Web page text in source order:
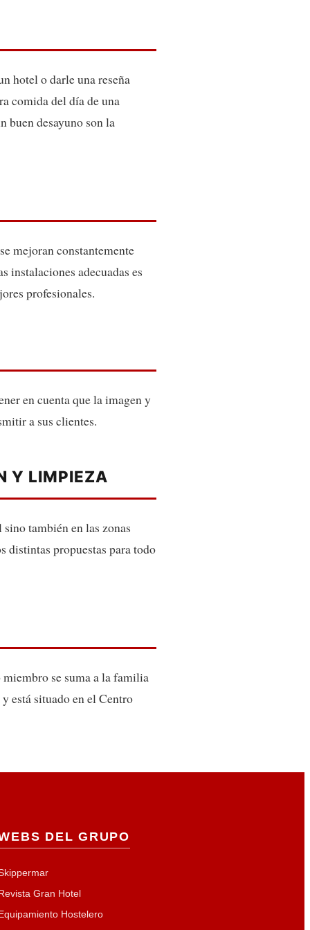
hotel o darle una reseña
comida del día de una
buen desayuno son la
mejoran constantemente
instalaciones adecuadas es
profesionales.
en cuenta que la imagen y
a sus clientes.
Y LIMPIEZA
también en las zonas
distintas propuestas para todo
se suma a la familia
está situado en el Centro
DEL GRUPO
Gran Hotel
Hostelero